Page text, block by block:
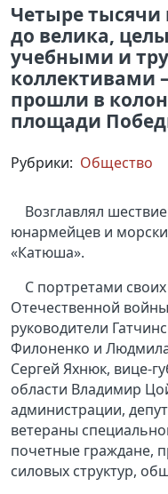
Четыре тысячи
до велика,
учебными и
коллективами
прошли в
площади
Рубрики: Общество
Возглавлял
юнармейцев и
«Катюша».
С портретами
Отечественной
руководители
Филоненко и
Сергей Яхнюк, вице-
области Владимир
администрации,
ветераны
почетные граждане,
силовых структур,